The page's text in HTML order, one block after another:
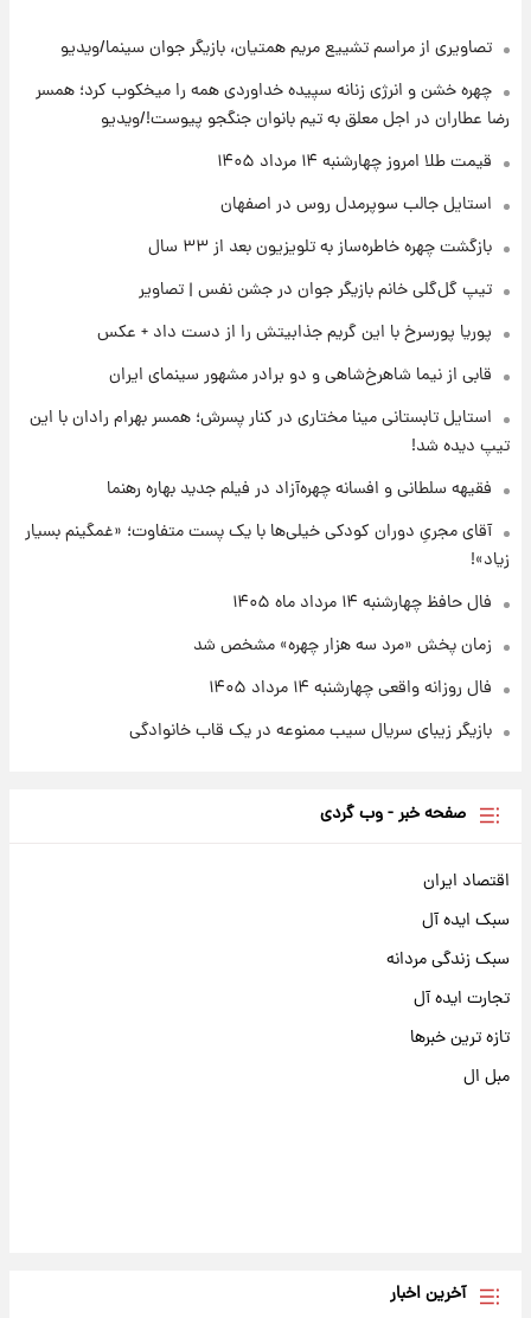
۲۰ ساعت پیش
کرد
۲۲ ساعت پیش
۱۴۰۵/ نرخ‌ها ثابت ماند؟ +جدول
علی مطهری: اجرای کامل تفاهم‌نامه اسلام‌آباد،
۲۲ ساعت پیش
مدرسه میناب؛ «باید سیلی محکمی به صورت
۲۳ ساعت پیش
۱۴۰۵/کاهش قیمت طلا و سکه
تصاویری از مراسم تشییع مریم همتیان، بازیگر جوان سینما/ویدیو
چهره خشن و انرژی زنانه سپیده خداوردی همه را میخکوب کرد؛ همسر
رضا عطاران در اجل معلق به تیم بانوان جنگجو پیوست!/ویدیو
قیمت طلا امروز چهارشنبه ۱۴ مرداد ۱۴۰۵
استایل جالب سوپرمدل روس در اصفهان
بازگشت چهره خاطره‌ساز به تلویزیون بعد از ۳۳ سال
تیپ گل‌گلی خانم بازیگر جوان در جشن نفس | تصاویر
پوریا پورسرخ با این گریم جذابیتش را از دست داد + عکس
قابی از نیما شاهرخ‌شاهی و دو برادر مشهور سینمای ایران
استایل تابستانی مینا مختاری در کنار پسرش؛ همسر بهرام رادان با این
تیپ دیده شد!
فقیهه سلطانی و افسانه چهره‌آزاد در فیلم جدید بهاره رهنما
آقای مجریِ دوران کودکی خیلی‌ها با یک پست متفاوت؛ «غمگینم بسیار
زیاد»!
فال حافظ چهارشنبه ۱۴ مرداد ماه ۱۴۰۵
زمان پخش «مرد سه هزار چهره» مشخص شد
فال روزانه واقعی چهارشنبه ۱۴ مرداد ۱۴۰۵
بازیگر زیبای سریال سیب ممنوعه در یک قاب خانوادگی
صفحه خبر - وب گردی
اقتصاد ایران
سبک ایده آل
سبک زندگی مردانه
تجارت ایده آل
تازه ترین خبرها
مبل ال
آخرین اخبار